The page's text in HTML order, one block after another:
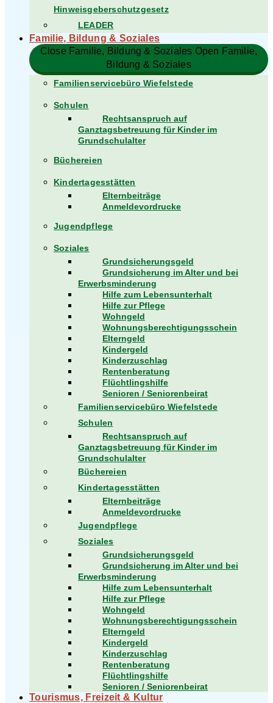
Hinweisgeberschutzgesetz
LEADER
Familie, Bildung & Soziales
Close Familie, Bildung & Soziales Open Familie,
Bildung & Soziales
Familienservicebüro Wiefelstede
Schulen
Rechtsanspruch auf
Ganztagsbetreuung für Kinder im
Grundschulalter
Büchereien
Kindertagesstätten
Elternbeiträge
Anmeldevordrucke
Jugendpflege
Soziales
Grundsicherungsgeld
Grundsicherung im Alter und bei
Erwerbsminderung
Hilfe zum Lebensunterhalt
Hilfe zur Pflege
Wohngeld
Wohnungsberechtigungsschein
Elterngeld
Kindergeld
Kinderzuschlag
Rentenberatung
Flüchtlingshilfe
Senioren / Seniorenbeirat
Familienservicebüro Wiefelstede
Schulen
Rechtsanspruch auf
Ganztagsbetreuung für Kinder im
Grundschulalter
Büchereien
Kindertagesstätten
Elternbeiträge
Anmeldevordrucke
Jugendpflege
Soziales
Grundsicherungsgeld
Grundsicherung im Alter und bei
Erwerbsminderung
Hilfe zum Lebensunterhalt
Hilfe zur Pflege
Wohngeld
Wohnungsberechtigungsschein
Elterngeld
Kindergeld
Kinderzuschlag
Rentenberatung
Flüchtlingshilfe
Senioren / Seniorenbeirat
Tourismus, Freizeit & Kultur